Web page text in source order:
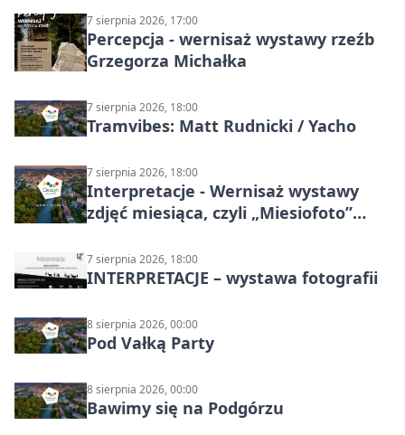
7 sierpnia 2026, 17:00
Percepcja - wernisaż wystawy rzeźb
Grzegorza Michałka
7 sierpnia 2026, 18:00
Tramvibes: Matt Rudnicki / Yacho
7 sierpnia 2026, 18:00
Interpretacje - Wernisaż wystawy
zdjęć miesiąca, czyli „Miesiofoto”
Fotograficznego
7 sierpnia 2026, 18:00
INTERPRETACJE – wystawa fotografii
8 sierpnia 2026, 00:00
Pod Vałką Party
8 sierpnia 2026, 00:00
Bawimy się na Podgórzu